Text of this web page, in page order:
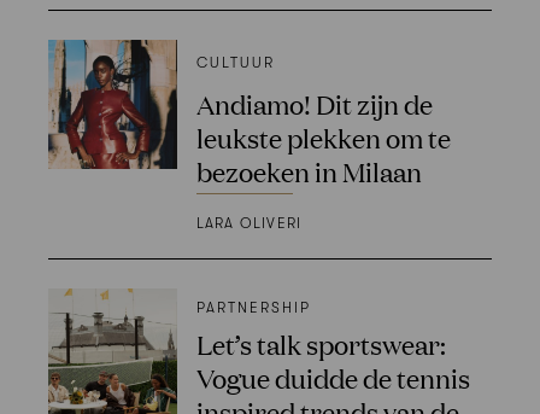
CULTUUR
Andiamo! Dit zijn de
leukste plekken om te
bezoeken in Milaan
LARA OLIVERI
PARTNERSHIP
Let’s talk sportswear:
Vogue duidde de tennis